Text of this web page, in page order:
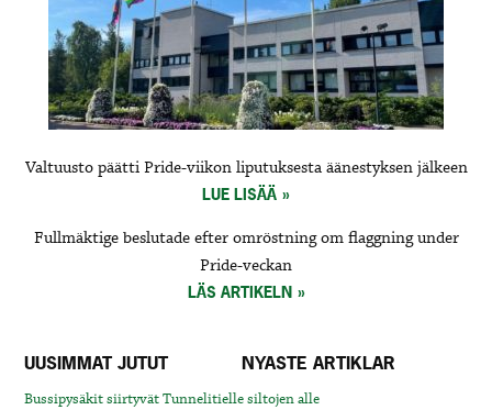
Valtuusto päätti Pride-viikon liputuksesta äänestyksen jälkeen
LUE LISÄÄ
Fullmäktige beslutade efter omröstning om flaggning under
Pride-veckan
LÄS ARTIKELN
UUSIMMAT JUTUT NYASTE ARTIKLAR
Bussipysäkit siirtyvät Tunnelitielle siltojen alle